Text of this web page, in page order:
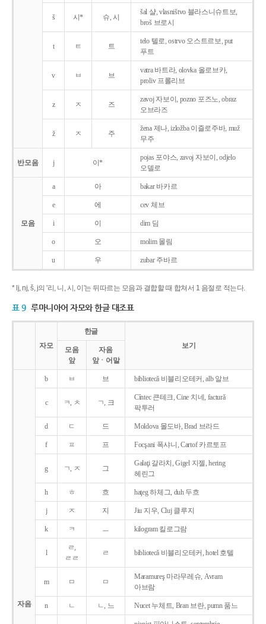
š 시* 슈, 시
šal 샬, vlasništvo 블라스니슈트보,
broš 브로시
t ㅌ 트
telo 텔로, ostrvo 오스트르보, put
푸트
v ㅂ 브
vatra 바트라, olovka 올로브카,
proliv 프롤리브
z ㅈ 즈
zavoj 자보이, pozno 포즈노, obraz
오브라즈
ž ㅈ 주
žena 제나, izložba 이즐로주바, muž
무주
반모음 j 이*
pojas 포야스, zavoj 자보이, odjelo
오델로
모음
a 아 bakar 바카르
e 에 cev 체브
i 이 dim 딤
o 오 molim 몰림
u 우 zubar 주바르
* lj, nj, š, j의 '리, 니, 시, 이'는 뒤따르는 모음과 결합할 때 합쳐서 1 음절로 적는다.
표 9 루마니아어 자모와 한글 대조표
자모
한글
보기
모음
앞
자음
앞ㆍ어말
자음
b ㅂ 브 bibliotecǎ 비블리오테커, alb 알브
c ㅋ, ㅊ ㄱ, 크
Cîntec 큰테크, Cine 치네, facturǎ
팍투러
d ㄷ 드 Moldova 몰도바, Brad 브라드
f ㅍ 프 Focşani 폭샤니, Cartof 카르토프
g ㄱ, ㅈ 그
Galaţi 갈라치, Gigel 지젤, hering
헤린그
h ㅎ 흐 haţeg 하체그, duh 두흐
j ㅈ 지 Jiu 지우, Cluj 클루지
k ㅋ ㅡ kilogram 킬로그람
l
ㄹ,
ㄹㄹ
ㄹ bibliotecǎ 비블리오테커, hotel 호텔
m ㅁ ㅁ
Maramureş 마라무레슈, Avram
아브람
n ㄴ ㄴ, 느 Nucet 누체트, Bran 브란, pumn 품느